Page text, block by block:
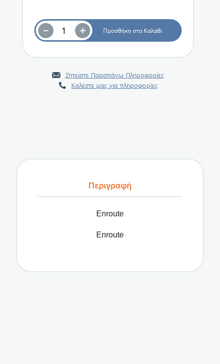
Ζητείστε Παραπάνω Πληροφορίες
Καλέστε μας για πληροφορίες
Περιγραφή
Enroute
Enroute